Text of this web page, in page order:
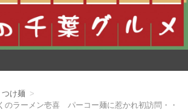
け麺
のラーメン壱喜 パーコー麺に惹かれ初訪問・・も